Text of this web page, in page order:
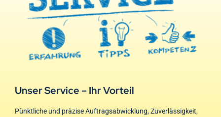
Unser Service – Ihr Vorteil
Pünktliche und präzise Auftragsabwicklung, Zuverlässigkeit,